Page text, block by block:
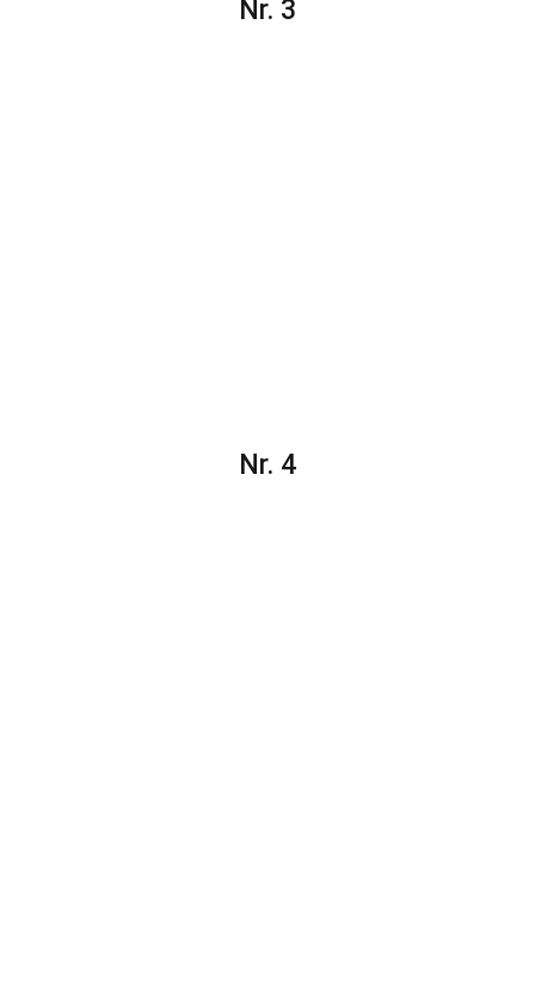
Nr. 3
Nr. 4